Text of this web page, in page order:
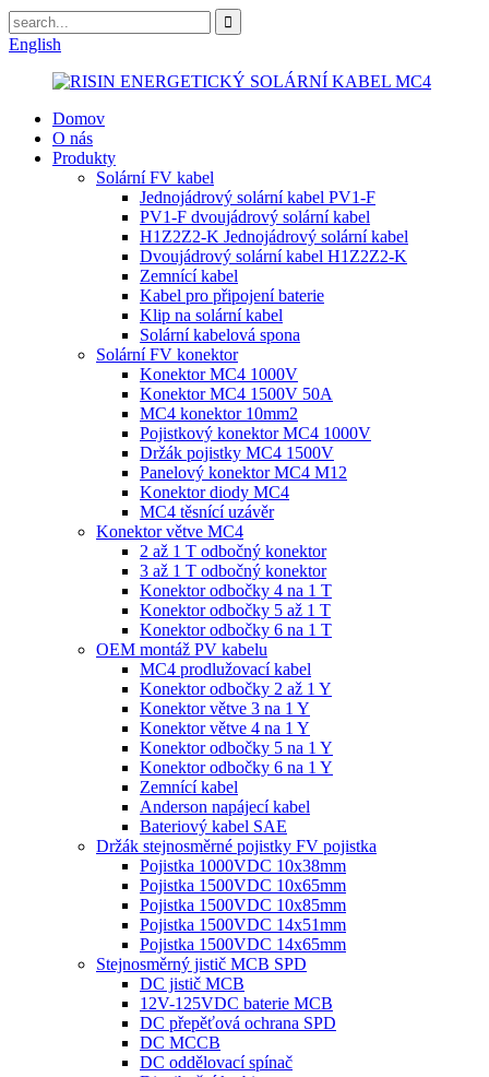
English
Domov
O nás
Produkty
Solární FV kabel
Jednojádrový solární kabel PV1-F
PV1-F dvoujádrový solární kabel
H1Z2Z2-K Jednojádrový solární kabel
Dvoujádrový solární kabel H1Z2Z2-K
Zemnící kabel
Kabel pro připojení baterie
Klip na solární kabel
Solární kabelová spona
Solární FV konektor
Konektor MC4 1000V
Konektor MC4 1500V 50A
MC4 konektor 10mm2
Pojistkový konektor MC4 1000V
Držák pojistky MC4 1500V
Panelový konektor MC4 M12
Konektor diody MC4
MC4 těsnící uzávěr
Konektor větve MC4
2 až 1 T odbočný konektor
3 až 1 T odbočný konektor
Konektor odbočky 4 na 1 T
Konektor odbočky 5 až 1 T
Konektor odbočky 6 na 1 T
OEM montáž PV kabelu
MC4 prodlužovací kabel
Konektor odbočky 2 až 1 Y
Konektor větve 3 na 1 Y
Konektor větve 4 na 1 Y
Konektor odbočky 5 na 1 Y
Konektor odbočky 6 na 1 Y
Zemnící kabel
Anderson napájecí kabel
Bateriový kabel SAE
Držák stejnosměrné pojistky FV pojistka
Pojistka 1000VDC 10x38mm
Pojistka 1500VDC 10x65mm
Pojistka 1500VDC 10x85mm
Pojistka 1500VDC 14x51mm
Pojistka 1500VDC 14x65mm
Stejnosměrný jistič MCB SPD
DC jistič MCB
12V-125VDC baterie MCB
DC přepěťová ochrana SPD
DC MCCB
DC oddělovací spínač